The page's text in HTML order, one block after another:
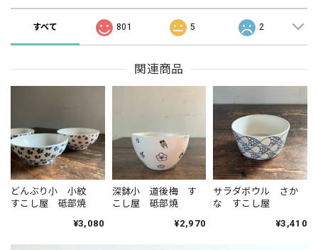
すべて 801 5 2
関連商品
どんぶり小 小紋
すこし屋 砥部焼
¥3,080
深鉢小 道後梅 す
こし屋 砥部焼
¥2,970
サラダボウル さか
な すこし屋
¥3,410